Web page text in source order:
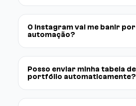
O Instagram vai me banir
automação?
Posso enviar minha tabela
portfólio automaticamente?